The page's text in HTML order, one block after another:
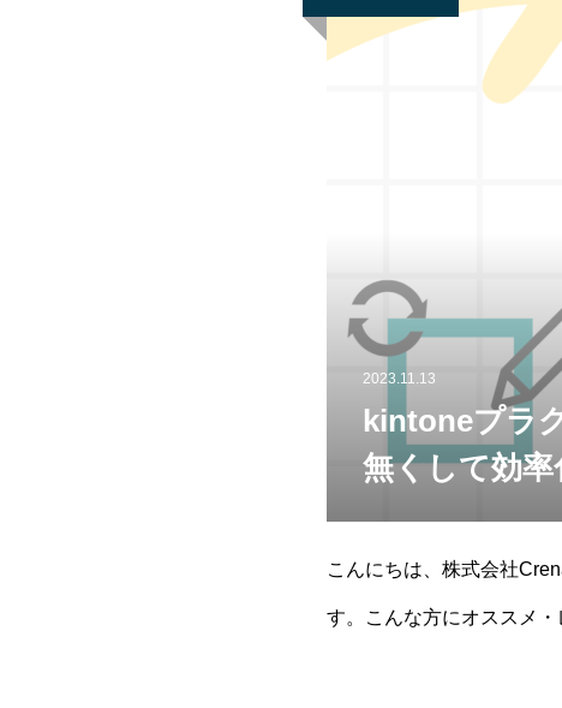
2023.11.13
kintoneプラ
無くして効率
こんにちは、株式会社
す。こんな方にオススメ